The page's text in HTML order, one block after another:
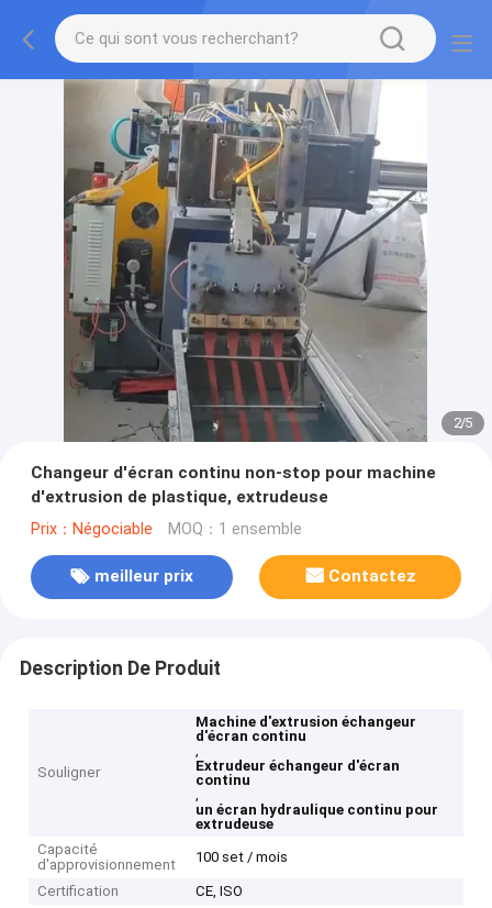
2/5
Changeur d'écran continu non-stop pour machine
d'extrusion de plastique, extrudeuse
Prix：Négociable MOQ：1 ensemble
meilleur prix Contactez
Description De Produit
Souligner
Machine d'extrusion échangeur
d'écran continu
,
Extrudeur échangeur d'écran
continu
,
un écran hydraulique continu pour
extrudeuse
Capacité
d'approvisionnement
100 set / mois
Certification
CE, ISO